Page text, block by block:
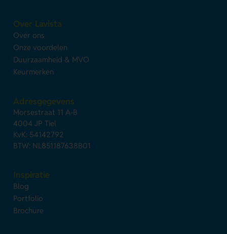
Over Lavista
Over ons
Onze voordelen
Duurzaamheid & MVO
Keurmerken
Adresgegevens
Morsestraat 11 A-B
4004 JP Tiel
KvK: 54142792
BTW: NL851187638B01
Inspiratie
Blog
Portfolio
Brochure